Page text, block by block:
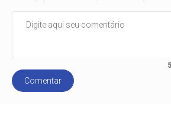
Comentar